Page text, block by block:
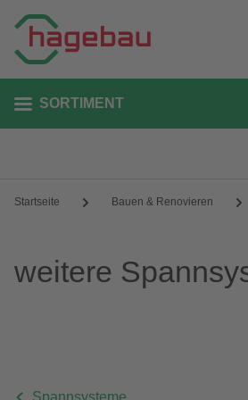
SORTIMENT
Startseite Bauen & Renovieren
weitere
Spannsysteme